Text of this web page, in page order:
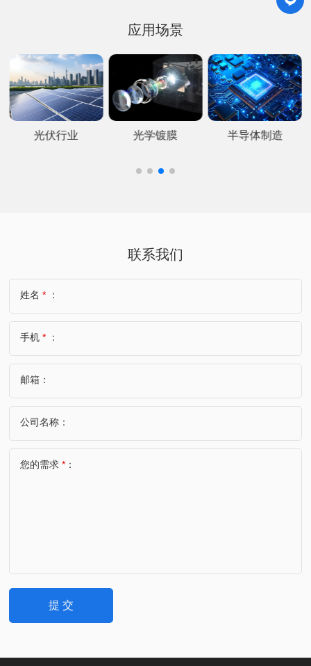
应用场景
光伏行业 光学镀膜 半导体制造
联系我们
姓名* ：
手机* ：
邮箱：
公司名称：
您的需求* ：
提 交